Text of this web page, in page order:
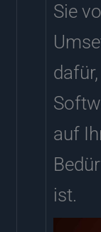
Sie
auf
ist.